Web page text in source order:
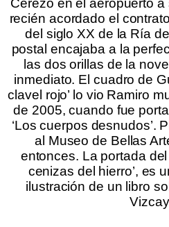
Cerezo en el aeropuerto
recién acordado el
del siglo XX de la Ría
postal encajaba a la
las dos orillas de la
inmediato. El cuadro de
clavel rojo’ lo vio Ramiro
de 2005, cuando fue
‘Los cuerpos desnudos’.
al Museo de Bellas
entonces. La portada
cenizas del hierro’, es
ilustración de un libro